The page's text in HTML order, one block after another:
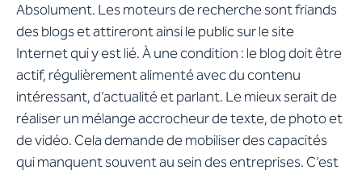
Absolument. Les moteurs de recherche sont friands
des blogs et attireront ainsi le public sur le site
Internet qui y est lié. À une condition : le blog doit être
actif, régulièrement alimenté avec du contenu
intéressant, d’actualité et parlant. Le mieux serait de
réaliser un mélange accrocheur de texte, de photo et
de vidéo. Cela demande de mobiliser des capacités
qui manquent souvent au sein des entreprises. C’est